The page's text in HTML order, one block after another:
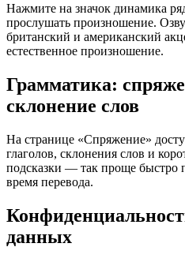
Нажмите на значок динамика
прослушать произношение.
британский и американский
естественное произношение.
Грамматика:
склонение слов
На странице «Спряжение»
глаголов, склонения слов и
подсказки — так проще
время перевода.
данных